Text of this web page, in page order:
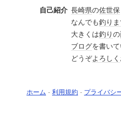
自己紹介 長崎県の佐世保
なんでも釣り
大きくは釣りの
ブログを書い
どうぞよろしく
ホーム - 利用規約 - プライバシ